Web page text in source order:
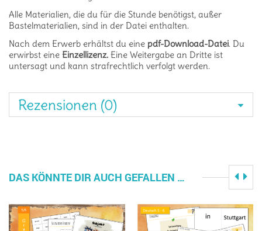
Alle Materialien, die du für die Stunde benötigst, außer
Bastelmaterialien, sind in der Datei enthalten.
Nach dem Erwerb erhältst du eine pdf-Download-Datei. Du
erwirbst eine Einzellizenz. Eine Weitergabe an Dritte ist
untersagt und kann strafrechtlich verfolgt werden.
Rezensionen (0)
DAS KÖNNTE DIR AUCH GEFALLEN …